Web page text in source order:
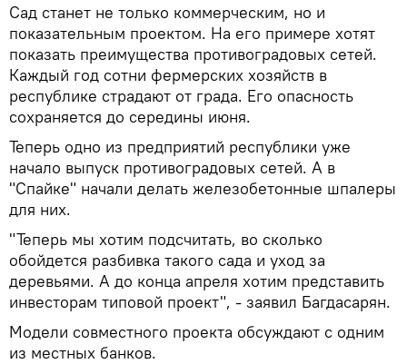
Сад станет не только коммерческим, но и
показательным проектом. На его примере хотят
показать преимущества противоградовых сетей.
Каждый год сотни фермерских хозяйств в
республике страдают от града. Его опасность
сохраняется до середины июня.
Теперь одно из предприятий республики уже
начало выпуск противоградовых сетей. А в
"Спайке" начали делать железобетонные шпалеры
для них.
"Теперь мы хотим подсчитать, во сколько
обойдется разбивка такого сада и уход за
деревьями. А до конца апреля хотим представить
инвесторам типовой проект", - заявил Багдасарян.
Модели совместного проекта обсуждают с одним
из местных банков.